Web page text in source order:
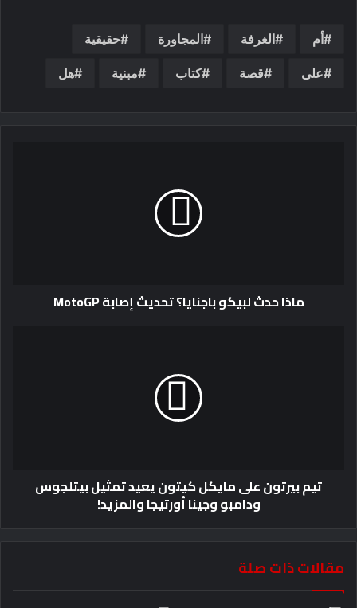
أم الغرفة المجاورة حقيقية
على قصة كتاب مبنية هل
ماذا حدث لبيكو باجنايا؟ تحديث إصابة MotoGP
تيم بيرتون على مايكل كيتون يعيد تمثيل بيتلجوس
ودامبو وجينا أورتيجا والمزيد!
مقالات ذات صلة